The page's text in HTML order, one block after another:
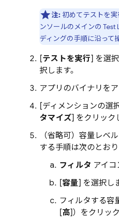
注: 初めてテストを実
ンソールのメインの Test
ディングの手順に沿って
[テストを実行] を選
択します。
アプリのバイナリをア
[ディメンションの選
タマイズ] をクリック
（省略可）容量レベ
する手順は次のとおり
フィルタ アイコ
[容量] を選択し
フィルタする容
[高]）をクリッ